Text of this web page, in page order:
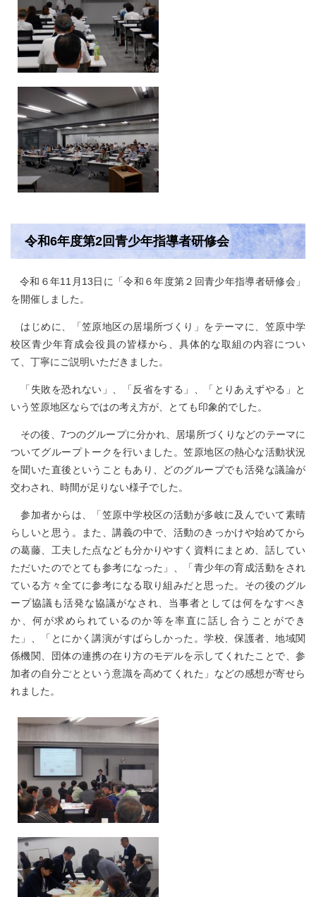
令和6年度第2回青少年指導者研修会
令和６年11月13日に「令和６年度第２回青少年指導者研修会」
を開催しました。
はじめに、「笠原地区の居場所づくり」をテーマに、笠原中学
校区青少年育成会役員の皆様から、具体的な取組の内容につい
て、丁寧にご説明いただきました。
「失敗を恐れない」、「反省をする」、「とりあえずやる」と
いう笠原地区ならではの考え方が、とても印象的でした。
その後、7つのグループに分かれ、居場所づくりなどのテーマに
ついてグループトークを行いました。笠原地区の熱心な活動状況
を聞いた直後ということもあり、どのグループでも活発な議論が
交わされ、時間が足りない様子でした。
参加者からは、「笠原中学校区の活動が多岐に及んでいて素晴
らしいと思う。また、講義の中で、活動のきっかけや始めてから
の葛藤、工夫した点なども分かりやすく資料にまとめ、話してい
ただいたのでとても参考になった」、「青少年の育成活動をされ
ている方々全てに参考になる取り組みだと思った。その後のグル
ープ協議も活発な協議がなされ、当事者としては何をなすべき
か、何が求められているのか等を率直に話し合うことができ
た」、「とにかく講演がすばらしかった。学校、保護者、地域関
係機関、団体の連携の在り方のモデルを示してくれたことで、参
加者の自分ごとという意識を高めてくれた」などの感想が寄せら
れました。